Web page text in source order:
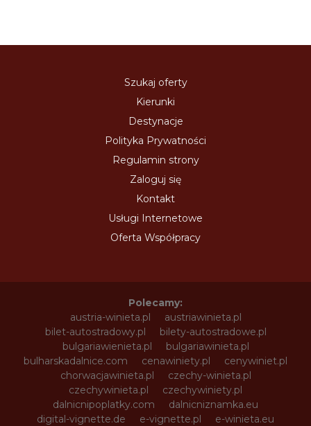
Szukaj oferty
Kierunki
Destynacje
Polityka Prywatności
Regulamin strony
Zaloguj się
Kontakt
Usługi Internetowe
Oferta Współpracy
Polecamy:
austria-winieta.pl
austriawinieta.pl
bilet-autostradowy.pl
bilety-autostradowe.pl
bulgariawienieta.pl
bulgariawinieta.pl
bulharskadalnice.com
cenawiniety.pl
cenywiniet.pl
chorwacjawinieta.pl
czechy-winieta.pl
czechywinieta.pl
czechywiniety.pl
dalnicnipoplatky.com
dalnicniznamka.eu
digital-vignette.de
e-vignette.pl
e-winieta.eu